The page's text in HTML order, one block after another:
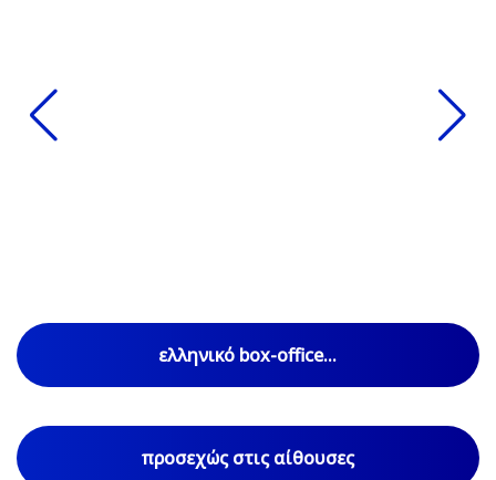
ελληνικό box-office...
προσεχώς στις αίθουσες